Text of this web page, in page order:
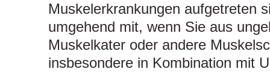
Muskelerkrankungen aufgetreten
umgehend mit, wenn Sie aus
Muskelkater oder andere
insbesondere in Kombination mit